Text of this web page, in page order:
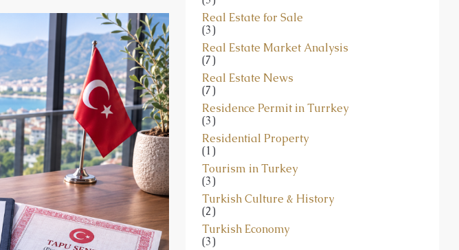
Real Estate for Sale
(3)
Real Estate Market Analysis
(7)
Real Estate News
(7)
Residence Permit in Turrkey
(3)
Residential Property
(1)
Tourism in Turkey
(3)
Turkish Culture & History
(2)
Turkish Economy
(3)